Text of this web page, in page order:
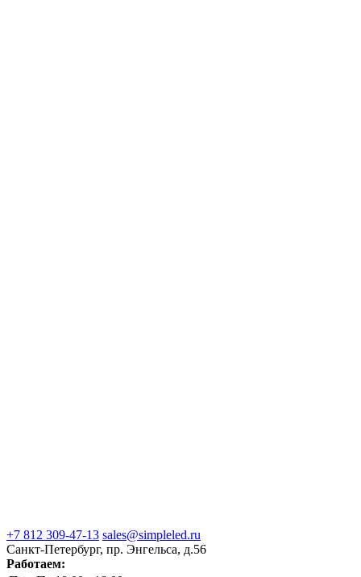
+7 812 309-47-13 sales@simpleled.ru
Санкт-Петербург, пр. Энгельса, д.56
Работаем: